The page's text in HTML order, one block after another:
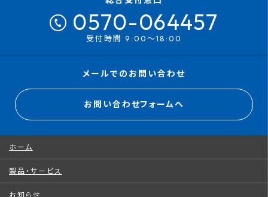
0570-064457
受付時間 9:00～18:00
メールでのお問い合わせ
お問い合わせフォームへ
ホーム
製品・サービス
お知らせ